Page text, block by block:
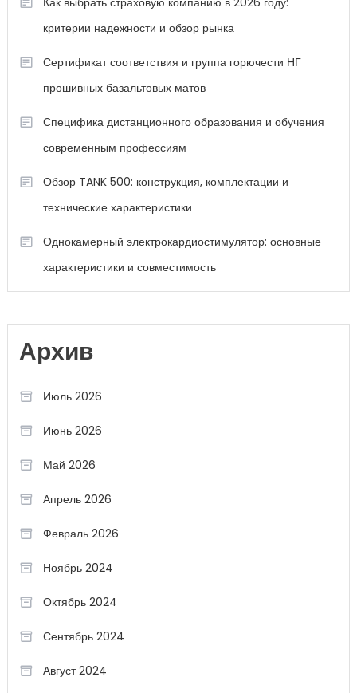
критерии надежности и обзор рынка
Сертификат соответствия и группа горючести НГ
прошивных базальтовых матов
Специфика дистанционного образования и обучения
современным профессиям
Обзор TANK 500: конструкция, комплектации и
технические характеристики
Однокамерный электрокардиостимулятор: основные
характеристики и совместимость
Архив
Июль 2026
Июнь 2026
Май 2026
Апрель 2026
Февраль 2026
Ноябрь 2024
Октябрь 2024
Сентябрь 2024
Август 2024